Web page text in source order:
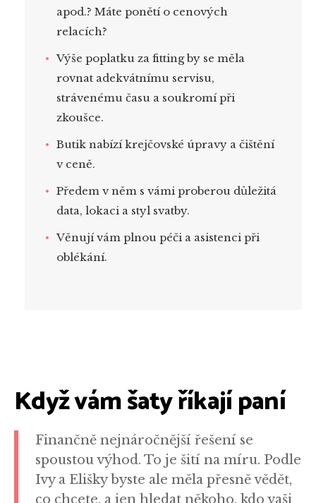
apod.? Máte ponětí o cenových
relacích?
Výše poplatku za fitting by se měla
rovnat adekvátnímu servisu,
strávenému času a soukromí při
zkoušce.
Butik nabízí krejčovské úpravy a čištění
v ceně.
Předem v něm s vámi proberou důležitá
data, lokaci a styl svatby.
Věnují vám plnou péči a asistenci při
oblékání.
Když vám šaty říkají paní
Finančně nejnáročnější řešení se
spoustou výhod. To je šití na míru. Podle
Ivy a Elišky byste ale měla přesně vědět,
co chcete, a jen hledat někoho, kdo vaši